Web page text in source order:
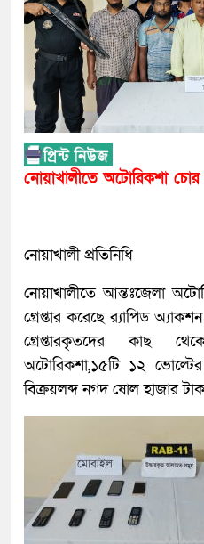
নোয়াখালীতে অটোরিকশা চোর
নোয়াখালী প্রতিনিধি
নোয়াখালীতে আন্তঃজেলা
গ্রেপ্তার করেছে র‌্যাপিড
গ্রেপ্তারকৃতদের কাছ
অটোরিকশা,১৫টি ১২
বিক্রয়লব্দ নগদ ষোল হাজার